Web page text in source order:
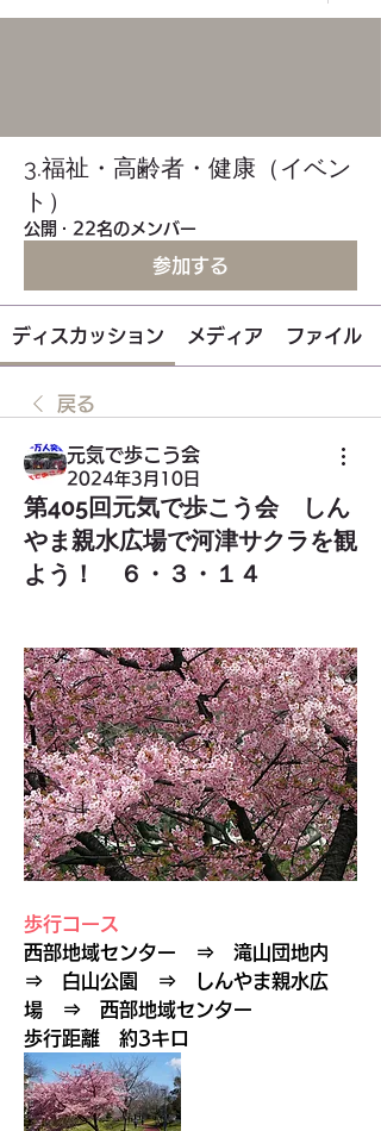
3.福祉・高齢者・健康（イベン
ト）
公開 · 22名のメンバー
参加する
ディスカッション メディア ファイル
戻る
元気で歩こう会
2024年3月10日
第405回元気で歩こう会 しん
やま親水広場で河津サクラを観
よう！ ６・３・１４
歩行コース
西部地域センター　⇒　滝山団地内
⇒　白山公園　⇒　しんやま親水広
場　⇒　西部地域センター
歩行距離　約3キロ